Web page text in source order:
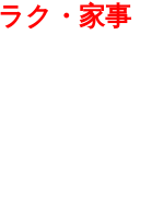
ク・家事